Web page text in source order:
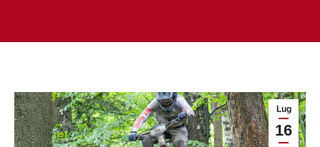
Lug
16